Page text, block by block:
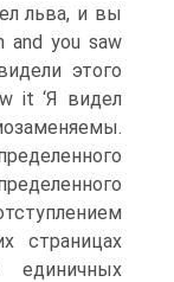
льва, и вы
and you saw
этого
it ‘Я видел
страницах
единичных